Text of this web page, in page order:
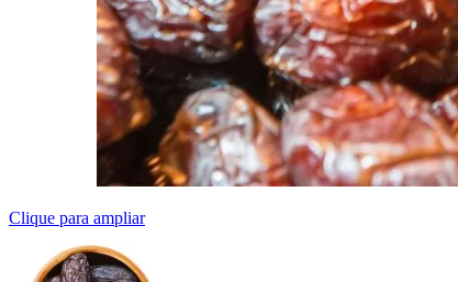
Clique para ampliar